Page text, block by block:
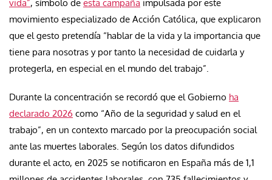
vida”, símbolo de esta campaña impulsada por este
movimiento especializado de Acción Católica, que explicaron
que el gesto pretendía “hablar de la vida y la importancia que
tiene para nosotras y por tanto la necesidad de cuidarla y
protegerla, en especial en el mundo del trabajo”.
Durante la concentración se recordó que el Gobierno ha
declarado 2026 como “Año de la seguridad y salud en el
trabajo”, en un contexto marcado por la preocupación social
ante las muertes laborales. Según los datos difundidos
durante el acto, en 2025 se notificaron en España más de 1,1